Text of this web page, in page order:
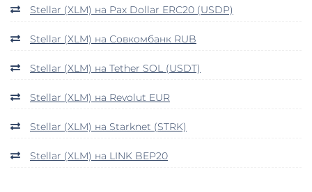
Stellar (XLM) на Pax Dollar ERC20 (USDP)
Stellar (XLM) на Совкомбанк RUB
Stellar (XLM) на Tether SOL (USDT)
Stellar (XLM) на Revolut EUR
Stellar (XLM) на Starknet (STRK)
Stellar (XLM) на LINK BEP20